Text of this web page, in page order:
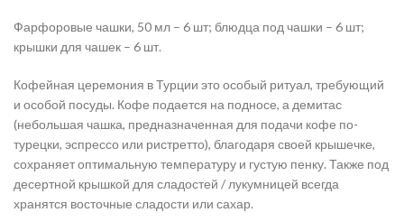
Фарфоровые чашки, 50 мл – 6 шт; блюдца под чашки – 6 шт;
крышки для чашек – 6 шт.
Кофейная церемония в Турции это особый ритуал, требующий
и особой посуды. Кофе подается на подносе, а демитас
(небольшая чашка, предназначенная для подачи кофе по-
турецки, эспрессо или ристретто), благодаря своей крышечке,
сохраняет оптимальную температуру и густую пенку. Также под
десертной крышкой для сладостей / лукумницей всегда
хранятся восточные сладости или сахар.